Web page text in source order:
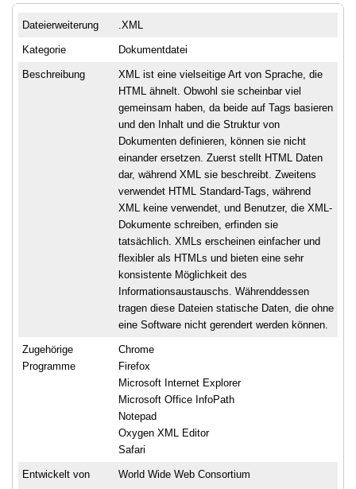
Dateierweiterung .XML
Kategorie Dokumentdatei
Beschreibung
XML ist eine vielseitige Art von Sprache, die
HTML ähnelt. Obwohl sie scheinbar viel
gemeinsam haben, da beide auf Tags basieren
und den Inhalt und die Struktur von
Dokumenten definieren, können sie nicht
einander ersetzen. Zuerst stellt HTML Daten
dar, während XML sie beschreibt. Zweitens
verwendet HTML Standard-Tags, während
XML keine verwendet, und Benutzer, die XML-
Dokumente schreiben, erfinden sie
tatsächlich. XMLs erscheinen einfacher und
flexibler als HTMLs und bieten eine sehr
konsistente Möglichkeit des
Informationsaustauschs. Währenddessen
tragen diese Dateien statische Daten, die ohne
eine Software nicht gerendert werden können.
Zugehörige
Programme
Chrome
Firefox
Microsoft Internet Explorer
Microsoft Office InfoPath
Notepad
Oxygen XML Editor
Safari
Entwickelt von World Wide Web Consortium